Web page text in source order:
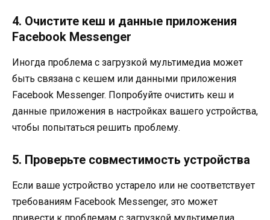
4. Очистите кеш и данные приложения
Facebook Messenger
Иногда проблема с загрузкой мультимедиа может
быть связана с кешем или данными приложения
Facebook Messenger. Попробуйте очистить кеш и
данные приложения в настройках вашего устройства,
чтобы попытаться решить проблему.
5. Проверьте совместимость устройства
Если ваше устройство устарело или не соответствует
требованиям Facebook Messenger, это может